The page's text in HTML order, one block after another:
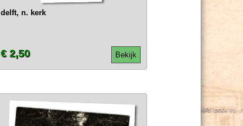
delft, n. kerk
Bekijk
€ 2,50